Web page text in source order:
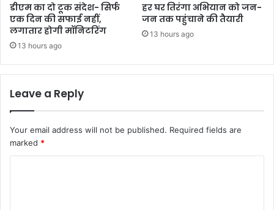
डीएम का दो टूक संदेश- सिर्फ
एक दिन की सफाई नहीं,
लगातार होगी मॉनिटरिंग
13 hours ago
हर घर तिरंगा अभियान को जन-
जन तक पहुंचाने की तैयारी
13 hours ago
Leave a Reply
Your email address will not be published. Required fields are
marked *